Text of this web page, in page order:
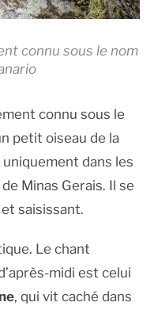
connu sous le nom
connu sous le
petit oiseau de la
dans les
Minas Gerais. Il se
saisissant.
Le chant
midi est celui
, qui vit caché dans